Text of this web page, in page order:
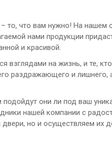
– то, что вам нужно! На нашем
нами продукции
и красивой.
на жизнь, и те,
раздражающего и лишнего,
они ли под ваш
нашей компании с
но и осуществляем их